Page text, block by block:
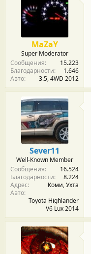
MaZaY
Super Moderator
Сообщения
15.223
Благодарности
1.646
Авто
3.5, 4WD 2012
Sever11
Well-Known Member
Сообщения
16.524
Благодарности
8.224
Адрес
Коми, Ухта
Авто
Toyota Highlander
V6 Lux 2014